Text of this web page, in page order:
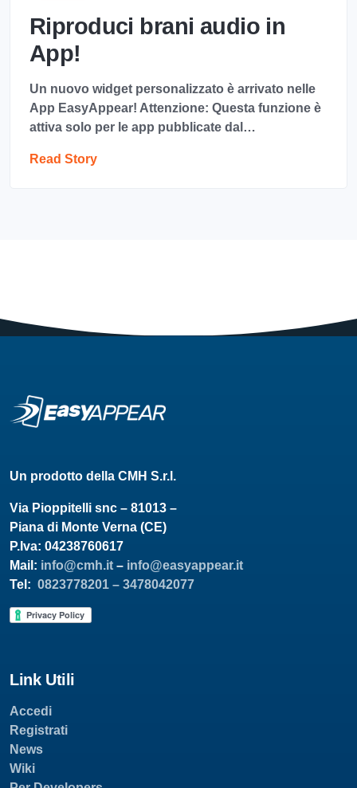
Riproduci brani audio in
App!
Un nuovo widget personalizzato è arrivato nelle
App EasyAppear! Attenzione: Questa funzione è
attiva solo per le app pubblicate dal…
Read Story
Un prodotto della CMH S.r.l.
Via Pioppitelli snc – 81013 –
Piana di Monte Verna (CE)
P.Iva: 04238760617
Mail: info@cmh.it – info@easyappear.it
Tel: 0823778201 – 3478042077
Link Utili
Accedi
Registrati
News
Wiki